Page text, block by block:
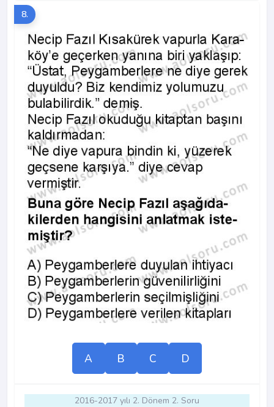
8.
A B C D
2016-2017 yılı 2. Dönem 2. Soru